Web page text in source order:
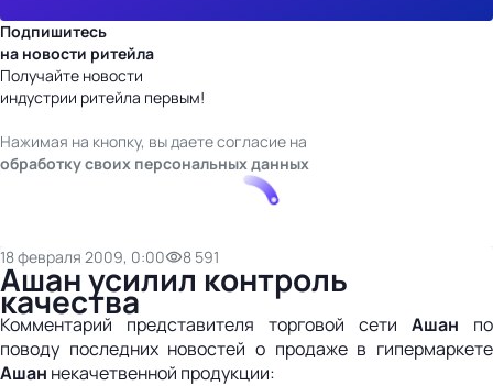
Подпишитесь
на новости ритейла
Получайте новости
индустрии ритейла первым!
Нажимая на кнопку, вы даете согласие на
обработку своих персональных данных
18 февраля 2009, 0:00 8 591
Ашан усилил контроль
качества
Комментарий представителя торговой сети Ашан по
поводу последних новостей о продаже в гипермаркете
Ашан некачетвенной продукции: